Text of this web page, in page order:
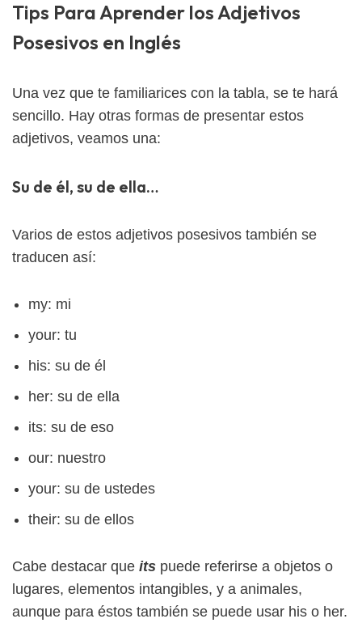
Tips Para Aprender los Adjetivos
Posesivos en Inglés
Una vez que te familiarices con la tabla, se te hará
sencillo. Hay otras formas de presentar estos
adjetivos, veamos una:
Su de él, su de ella…
Varios de estos adjetivos posesivos también se
traducen así:
my: mi
your: tu
his: su de él
her: su de ella
its: su de eso
our: nuestro
your: su de ustedes
their: su de ellos
Cabe destacar que its puede referirse a objetos o
lugares, elementos intangibles, y a animales,
aunque para éstos también se puede usar his o her.